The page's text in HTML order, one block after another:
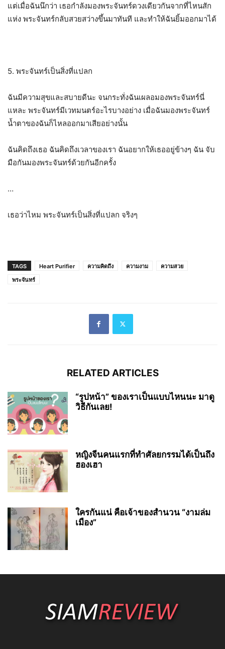
แต่เมื่อฉันนึกว่า เธอกำลังมองพระจันทร์ดวงเดียวกันจากที่ไหนสัก
แห่ง พระจันทร์กลับสวยสว่างขึ้นมาทันที และทำให้ฉันยิ้มออกมาได้
5. พระจันทร์เป็นสิ่งที่แปลก
ฉันมีความสุขและสบายดีนะ จนกระทั่งฉันเผลอมองพระจันทร์นี่
แหละ พระจันทร์มีเวทมนตร์อะไรบางอย่าง เมื่อฉันมองพระจันทร์
น้ำตาของฉันก็ไหลออกมาเสียอย่างนั้น
ฉันคิดถึงเธอ ฉันคิดถึงเวลาของเรา ฉันอยากให้เธออยู่ข้างๆ ฉัน จับ
มือกันมองพระจันทร์ด้วยกันอีกครั้ง
…
เธอว่าไหม พระจันทร์เป็นสิ่งที่แปลก จริงๆ
TAGS Heart Purifier ความคิดถึง ความงาม
ความสวย
พระจันทร์
RELATED ARTICLES
“รูปหน้า” ของเราเป็นแบบไหนนะ มาดู
วิธีกันเลย!
หญิงจีนคนแรกที่ทำศัลยกรรมได้เป็นถึง
ฮองเฮา
ใครกันแน่ คือเจ้าของสำนวน “งามล่ม
เมือง”